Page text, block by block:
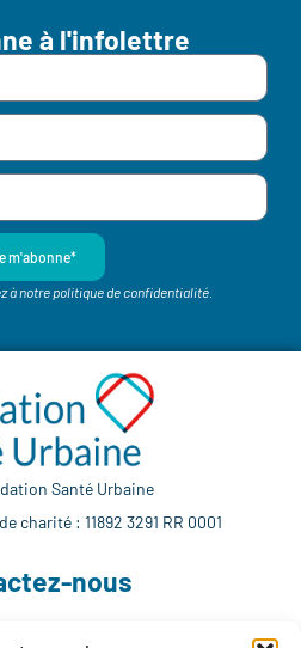
à l'infolettre
m'abonne*
à notre politique de confidentialité.
Santé Urbaine
charité : 11892 3291 RR 0001
nous